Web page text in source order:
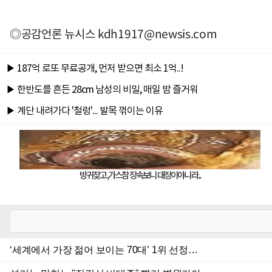
◎공감언론 뉴시스kdh1917@newsis.com